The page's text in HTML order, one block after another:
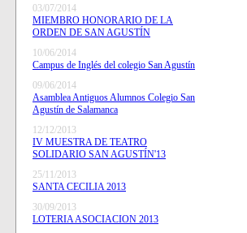
03/07/2014
MIEMBRO HONORARIO DE LA
ORDEN DE SAN AGUSTÍN
10/06/2014
Campus de Inglés del colegio San Agustín
09/06/2014
Asamblea Antiguos Alumnos Colegio San
Agustín de Salamanca
12/12/2013
IV MUESTRA DE TEATRO
SOLIDARIO SAN AGUSTÍN'13
25/11/2013
SANTA CECILIA 2013
30/09/2013
LOTERIA ASOCIACION 2013